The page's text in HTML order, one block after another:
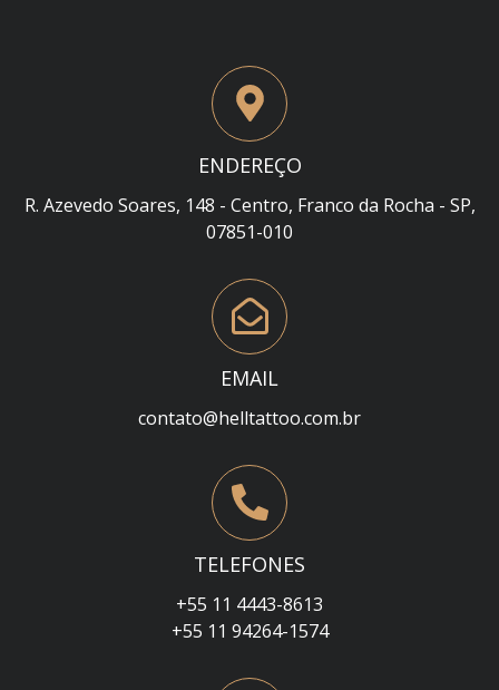
ENDEREÇO
R. Azevedo Soares, 148 - Centro, Franco da Rocha - SP,
07851-010
EMAIL
contato@helltattoo.com.br
TELEFONES
+55 11 4443-8613
+55 11 94264-1574